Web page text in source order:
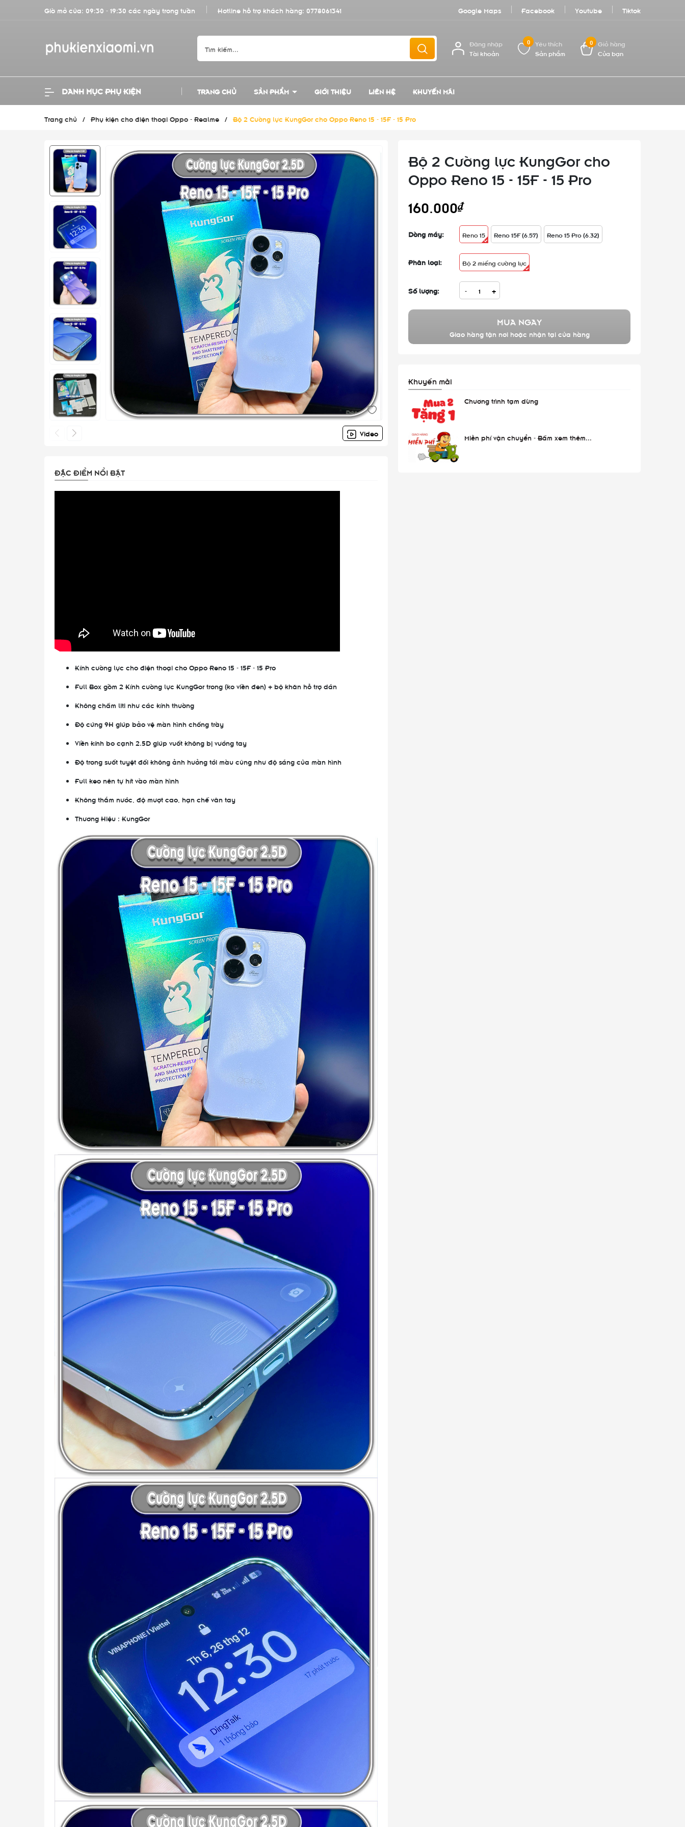
Giờ mở cửa: 09:30 - 19:30 các ngày trong tuần Hotline hỗ trợ khách hàng: 0778061341 Google Maps Facebook Youtube Tiktok
Đăng nhập
Tài khoản
0
Yêu thích
Sản phẩm
0
Giỏ hàng
Của bạn
DANH MỤC PHỤ KIỆN TRANG CHỦ SẢN PHẨM GIỚI THIỆU LIÊN HỆ KHUYẾN MÃI
Trang chủ / Phụ kiện cho điện thoại Oppo - Realme / Bộ 2 Cường lực KungGor cho Oppo Reno 15 - 15F - 15 Pro
Video
ĐẶC ĐIỂM NỔI BẬT
Kính cường lực cho điện thoại cho Oppo Reno 15 - 15F - 15 Pro
Full Box gồm 2 Kính cường lực KungGor trong (ko viền đen) + bộ khăn hỗ trợ dán
Không chấm liti như các kính thường
Độ cứng 9H giúp bảo vệ màn hình chống trày
Viền kính bo cạnh 2.5D giúp vuốt không bị vướng tay
Độ trong suốt tuyệt đối không ảnh hưởng tới màu cũng như độ sáng của màn hình
Full keo nên tự hít vào màn hình
Không thắm nước, độ mượt cao, hạn chế vân tay
Thương Hiệu : KungGor
Bộ 2 Cường lực KungGor cho
Oppo Reno 15 - 15F - 15 Pro
160.000₫
Dòng máy: Reno 15 Reno 15F (6.57) Reno 15 Pro (6.32)
Phân loại: Bộ 2 miếng cường lực
Số lượng: - +
MUA NGAY
Giao hàng tận nơi hoặc nhận tại cửa hàng
Khuyến mãi
Chương trình tạm dừng
Miễn phí vận chuyển - Bấm xem thêm...